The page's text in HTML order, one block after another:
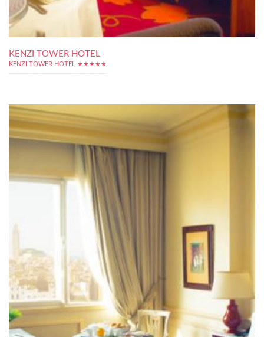
KENZI TOWER HOTEL
KENZI TOWER HOTEL ★★★★★